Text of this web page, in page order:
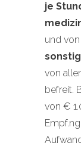
je
und
von
befreit.
von €